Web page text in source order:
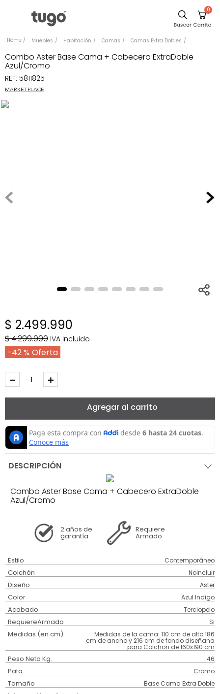
0
Muebles Habitación Camas Camas Extra Dobles
Combo Aster Base Cama + Cabecero ExtraDoble
Azul/Cromo
REF: 5811825
MARKETPLACE
$ 2.499.990
$4.299.990 IVA incluido
42 %
＋
－
Agregar al carrito
DESCRIPCIÓN
Combo Aster Base Cama + Cabecero ExtraDoble
Azul/Cromo
2 años de
garantía
Requiere
Armado
Estilo Contemporáneo
Colchón Noincluir
Diseño Aster
Color Azul Indigo
Acabado Terciopelo
RequiereArmado Si
Medidas (en cm) Medidas de la cama: 110 cm de alto 186
cm de ancho y 216 cm de fondo diseñana
para Colchon de 160x190 cm
Peso Neto Kg. 46
Pata Cromo
Tamaño Base Cama Extra Doble
Comedor
Silla
Escritorio